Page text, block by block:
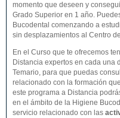
momento que deseen y
Grado Superior en 1 año.
Bucodental comenzando a
sin desplazamientos al Centro
En el Curso que te ofrecemos
Distancia expertos en cada una
Temario, para que puedas
relacionado con la formación
este programa a Distancia
en el ámbito de la Higiene
servicio relacionado con las